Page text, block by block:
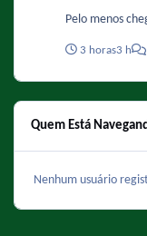
Pelo menos
3 horas3 h
Quem Está
Nenhum usuário